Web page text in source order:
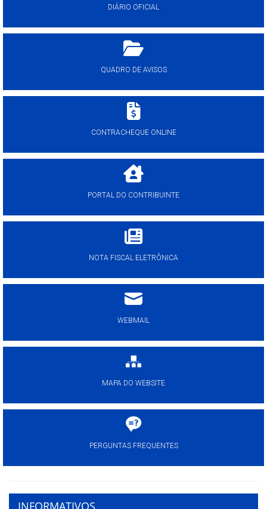
DIÁRIO OFICIAL
QUADRO DE AVISOS
CONTRACHEQUE ONLINE
PORTAL DO CONTRIBUINTE
NOTA FISCAL ELETRÔNICA
WEBMAIL
MAPA DO WEBSITE
PERGUNTAS FREQUENTES
INFORMATIVOS